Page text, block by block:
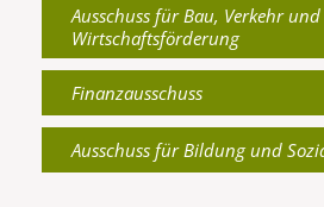
Ausschuss für Bau, Verkehr und
Wirtschaftsförderung
Finanzausschuss
Ausschuss für Bildung und